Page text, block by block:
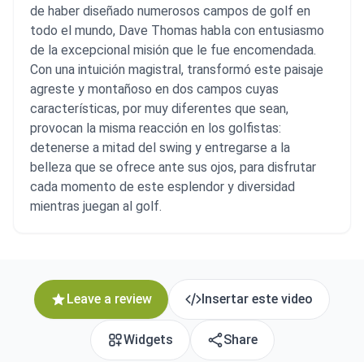
de haber diseñado numerosos campos de golf en
todo el mundo, Dave Thomas habla con entusiasmo
de la excepcional misión que le fue encomendada.
Con una intuición magistral, transformó este paisaje
agreste y montañoso en dos campos cuyas
características, por muy diferentes que sean,
provocan la misma reacción en los golfistas:
detenerse a mitad del swing y entregarse a la
belleza que se ofrece ante sus ojos, para disfrutar
cada momento de este esplendor y diversidad
mientras juegan al golf.
Leave a review Insertar este video
Widgets Share